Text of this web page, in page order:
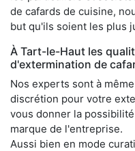
de cafards de cuisine,
but qu'ils soient les plus
À Tart-le-Haut les
d'extermination de
Nos experts sont à
discrétion pour votre
vous donner la
marque de l'entreprise.
Aussi bien en mode